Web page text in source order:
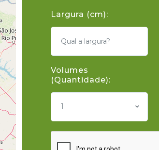
Largura (cm):
Volumes
(Quantidade):
1